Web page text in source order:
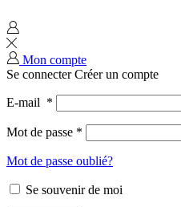
Mon compte
Se connecterCréer un compte
E-mail *
Mot de passe *
Mot de passe oublié?
Se souvenir de moi